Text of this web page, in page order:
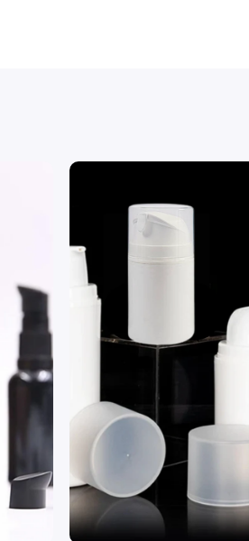
для косметики:
продукт от окисления и
и ухудшения качества.
дозировать косметический
и безопасности во время
экологично, чем пластика.
продукт более свежим.
можно на